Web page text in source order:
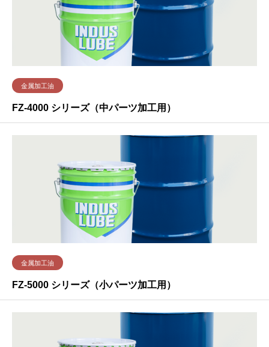
金属加工油
FZ-4000 シリーズ（中パーツ加工用）
金属加工油
FZ-5000 シリーズ（小パーツ加工用）